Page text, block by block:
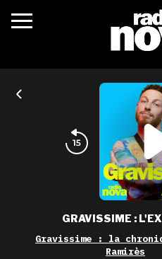
c’était quoi ?
podcasts
fréquences
nova aime
les grilles
GRAVISSIME :
Gravissime : la
Ramirès